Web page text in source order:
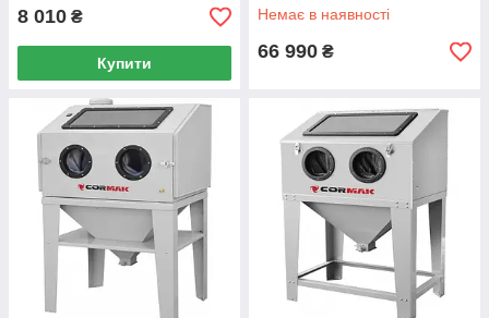
8 010 ₴
Купити
Немає в наявності
66 990 ₴